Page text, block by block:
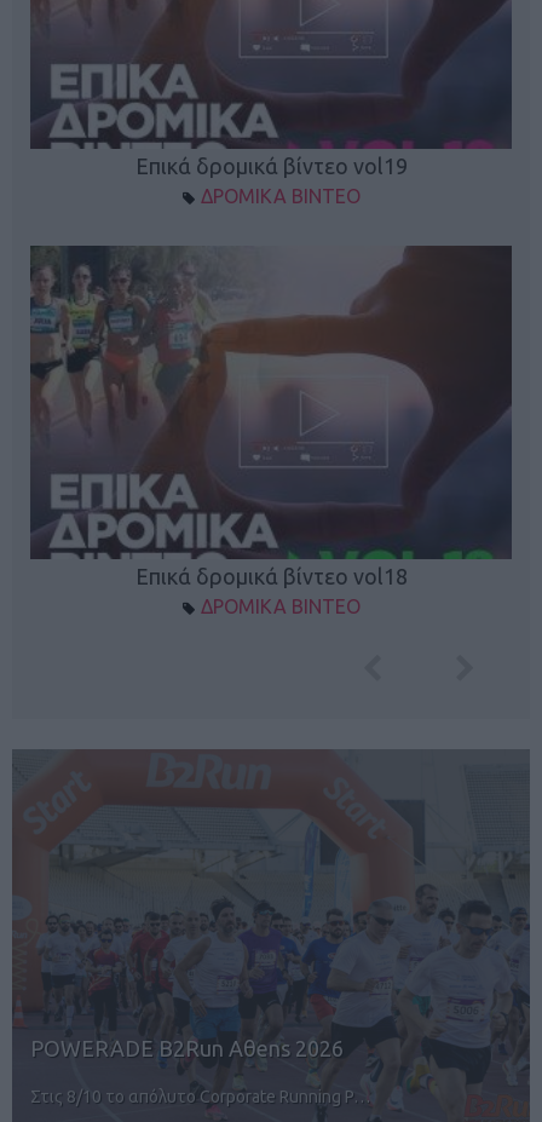
Επικά δρομικά βίντεο vol19
ΔΡΟΜΙΚΑ ΒΙΝΤΕΟ
Επικά δρομικά βίντεο vol18
ΔΡΟΜΙΚΑ ΒΙΝΤΕΟ
POWERADE B2Run Aθens 2026
Στις 8/10 το απόλυτο Corporate Running P…